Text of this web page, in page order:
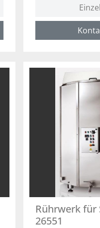
Rührwerk für
26551